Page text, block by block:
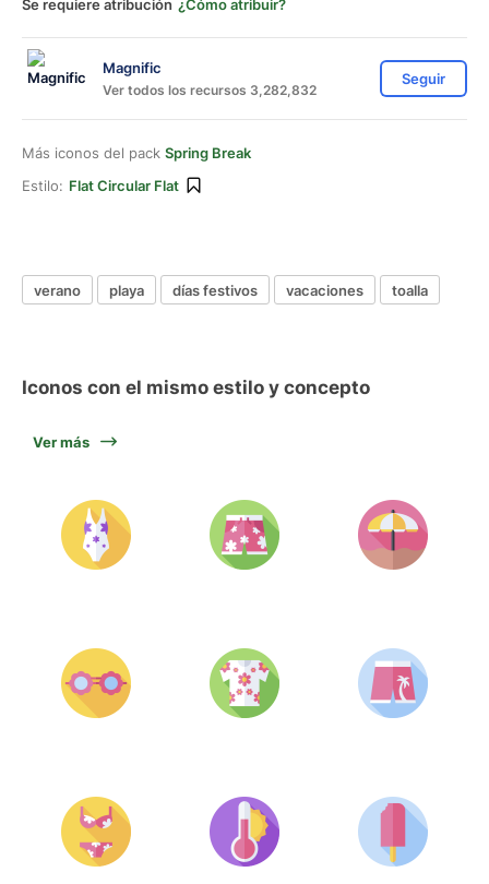
Se requiere atribución ¿Cómo atribuir?
Magnific
Ver todos los recursos 3,282,832
Seguir
Más iconos del pack Spring Break
Estilo: Flat Circular Flat
verano playa días festivos vacaciones toalla
Iconos con el mismo estilo y concepto
Ver más